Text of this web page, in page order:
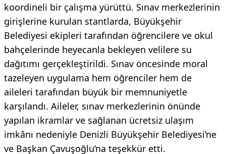
koordineli bir çalışma yürüttü. Sınav merkezlerinin
girişlerine kurulan stantlarda, Büyükşehir
Belediyesi ekipleri tarafından öğrencilere ve okul
bahçelerinde heyecanla bekleyen velilere su
dağıtımı gerçekleştirildi. Sınav öncesinde moral
tazeleyen uygulama hem öğrenciler hem de
aileleri tarafından büyük bir memnuniyetle
karşılandı. Aileler, sınav merkezlerinin önünde
yapılan ikramlar ve sağlanan ücretsiz ulaşım
imkânı nedeniyle Denizli Büyükşehir Belediyesi’ne
ve Başkan Çavuşoğlu’na teşekkür etti.